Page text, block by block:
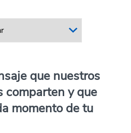
que nuestros
comparten y que
momento de tu